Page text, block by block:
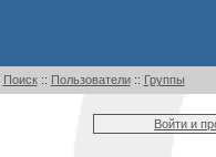
Поиск:: Пользователи:: Группы
Войти и